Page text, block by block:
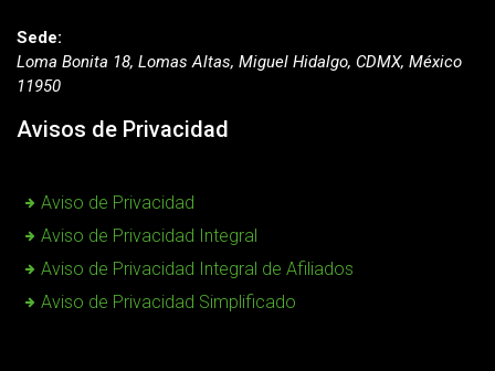
Sede:
Loma Bonita 18, Lomas Altas, Miguel Hidalgo, CDMX, México
11950
Avisos de Privacidad
Aviso de Privacidad
Aviso de Privacidad Integral
Aviso de Privacidad Integral de Afiliados
Aviso de Privacidad Simplificado